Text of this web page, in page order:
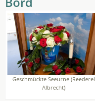
Geschmückte Seeurne (Reederei
Albrecht)